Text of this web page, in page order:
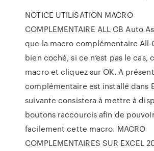
NOTICE UTILISATION MACRO
COMPLEMENTAIRE ALL CB Auto
que la macro complémentaire All-
bien coché, si ce n’est pas le cas,
macro et cliquez sur OK. A
complémentaire est installé dans
suivante consistera à mettre à
boutons raccourcis afin de
facilement cette macro. MACRO
COMPLEMENTAIRES SUR EXCEL